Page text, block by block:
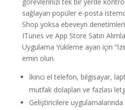
sağlayan popüler e-posta
Shop yoksa ebeveyn
ITunes ve App Store Satın
Uygulama Yükleme ayarı için
emin olun.
İkinci el telefon, bilgisayar,
mutfak dolapları ve fazlası
Geliştiricilere